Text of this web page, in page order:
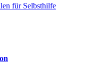
für Selbsthilfe